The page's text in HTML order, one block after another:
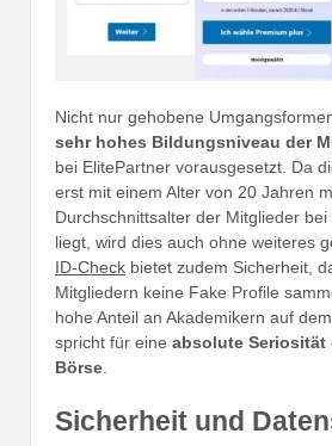
Nicht nur gehobene
sehr hohes Bildungsniveau der
bei ElitePartner vorausgesetzt. Da
erst mit einem Alter von 20 Jahren
Durchschnittsalter der Mitglieder
liegt, wird dies auch ohne weiteres
ID-Check bietet zudem Sicherheit,
Mitgliedern keine Fake Profile
hohe Anteil an Akademikern auf
spricht für eine absolute Seriosität
Börse.
Sicherheit und